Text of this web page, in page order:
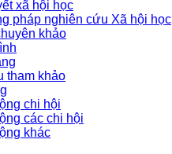
xã hội học
pháp nghiên cứu Xã hội học
khảo
tham khảo
chi hội
các chi hội
khác